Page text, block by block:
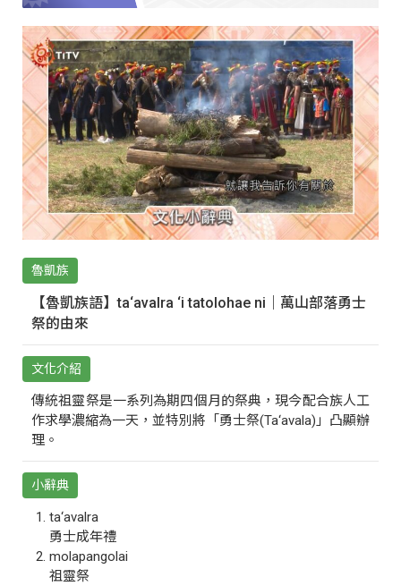
魯凱族
【魯凱族語】ta‘avalra ‘i tatolohae ni｜萬山部落勇士
祭的由來
文化介紹
傳統祖靈祭是一系列為期四個月的祭典，現今配合族人工
作求學濃縮為一天，並特別將「勇士祭(Ta‘avala)」凸顯辦
理。
小辭典
ta‘avalra
勇士成年禮
molapangolai
祖靈祭